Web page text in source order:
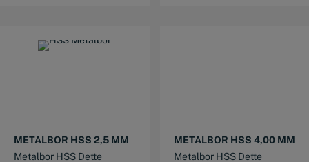
METALBOR HSS 2,5 MM
Metalbor HSS Dette
METALBOR HSS 4,00 MM
Metalbor HSS Dette